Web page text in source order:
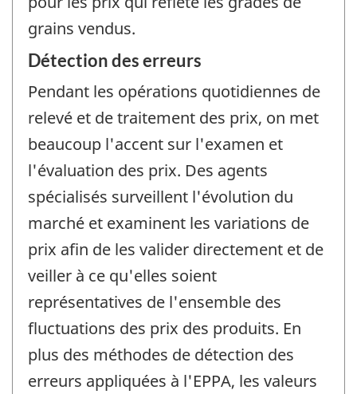
grains vendus.
Détection des erreurs
Pendant les opérations quotidiennes de
relevé et de traitement des prix, on met
beaucoup l'accent sur l'examen et
l'évaluation des prix. Des agents
spécialisés surveillent l'évolution du
marché et examinent les variations de
prix afin de les valider directement et de
veiller à ce qu'elles soient
représentatives de l'ensemble des
fluctuations des prix des produits. En
plus des méthodes de détection des
erreurs appliquées à l'EPPA, les valeurs